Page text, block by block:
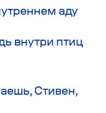
аду
внутри птиц
Стивен,